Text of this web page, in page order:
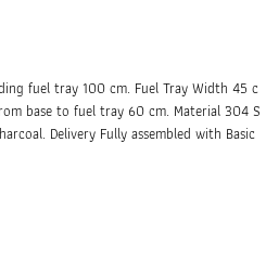
fuel tray 100 cm. Fuel Tray Width 45 c
base to fuel tray 60 cm. Material 304 S
Delivery Fully assembled with Basic